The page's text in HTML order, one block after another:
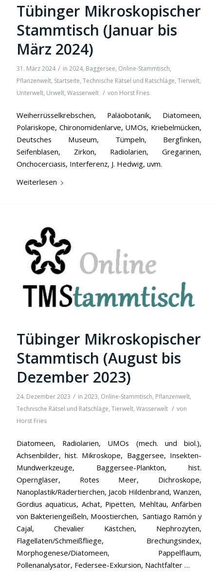
Tübinger Mikroskopischer
Stammtisch (Januar bis
März 2024)
31. März 2024 / in 2024, Baggersee, Online-Stammtisch,
Pflanzenwelt, Startseite, Technische Rätsel und Ratschläge, Tierwelt,
Unterwelt, Urwelt, Wasserwelt / von Horst Fries
Weiherrüsselkrebschen, Paläobotanik, Diatomeen,
Polariskope, Chironomidenlarve, UMOs, Kriebelmücken,
Deutsches Museum, Tümpeln, Bergfinken,
Seifenblasen, Zirkon, Radiolarien, Gregarinen,
Onchocerciasis, Interferenz, J. Hedwig, uvm.
Weiterlesen
Tübinger Mikroskopischer
Stammtisch (August bis
Dezember 2023)
24. Dezember 2023 / in 2023, Online-Stammtisch, Pflanzenwelt,
Technische Rätsel und Ratschläge, Tierwelt, Wasserwelt / von
Horst Fries
Diatomeen, Radiolarien, UMOs (mech. und biol.),
Achsenbilder, hist. Mikroskope, Baggersee, Insekten-
Mundwerkzeuge, Baggersee-Plankton, hist.
Operngläser, Rotes Meer, Dichroskope,
Nanoplastik/Rädertierchen, Jacob Hildenbrand, Wanzen,
Gordius aquaticus, Achat, Pipetten, Mehltau, Anfärben
von Bakteriengeißeln, Moostierchen, Santiago Ramón y
Cajal, Chevalier Kästchen, Nephrozyten,
Flagellaten/Schmeißfliege, Brechungsindex,
Morphogenese/Diatomeen, Pappelflaum,
Pollenanalysator, Federsee-Exkursion, Nachtfalter …